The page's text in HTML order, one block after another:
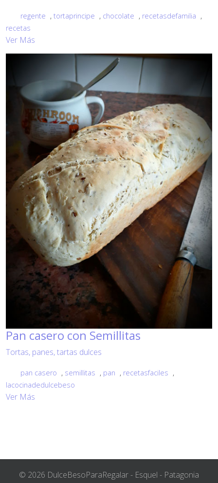
regente , tortaprincipe , chocolate , recetasdefamilia ,
recetas
Ver Más
Pan casero con Semillitas
Tortas, panes, tartas dulces
pan casero , semillitas , pan , recetasfaciles ,
lacocinadedulcebeso
Ver Más
© 2026 DulceBesoParaRegalar - Esquel - Patagonia